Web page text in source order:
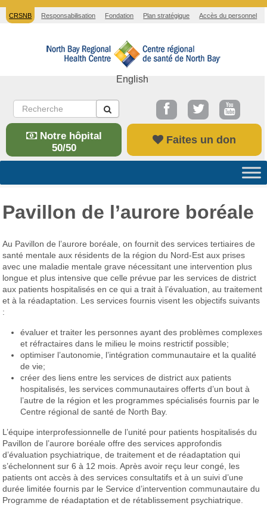
CRSNB Responsabilisation Fondation Plan stratégique Accès du personnel
English
Notre hôpital
50/50
Faites un don
Pavillon de l’aurore boréale
Au Pavillon de l’aurore boréale, on fournit des services tertiaires de
santé mentale aux résidents de la région du Nord-Est aux prises
avec une maladie mentale grave nécessitant une intervention plus
longue et plus intensive que celle prévue par les services de district
aux patients hospitalisés en ce qui a trait à l’évaluation, au traitement
et à la réadaptation. Les services fournis visent les objectifs suivants
:
évaluer et traiter les personnes ayant des problèmes complexes
et réfractaires dans le milieu le moins restrictif possible;
optimiser l’autonomie, l’intégration communautaire et la qualité
de vie;
créer des liens entre les services de district aux patients
hospitalisés, les services communautaires offerts d’un bout à
l’autre de la région et les programmes spécialisés fournis par le
Centre régional de santé de North Bay.
L’équipe interprofessionnelle de l’unité pour patients hospitalisés du
Pavillon de l’aurore boréale offre des services approfondis
d’évaluation psychiatrique, de traitement et de réadaptation qui
s’échelonnent sur 6 à 12 mois. Après avoir reçu leur congé, les
patients ont accès à des services consultatifs et à un suivi d’une
durée limitée fournis par le Service d’intervention communautaire du
Programme de réadaptation et de rétablissement psychiatrique.